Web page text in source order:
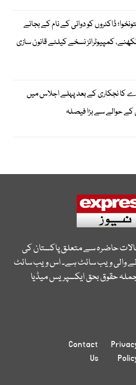
ڈاکٹروں کو دوائی کے نام کے بجائے
لکھنے، کمپیوٹرائز نسخے کیلئے قانون سازی
کا نجکاری کے بعد پہلے اجلاس میں
کے حوالے سے بڑا فیصلہ
حاضرہ سے متعلق پاکستان کی
والی ویب سائٹ ہے۔ اس ویب سائٹ
جملہ حقوق بحق ایکسپریس میڈیا
Contact
Us